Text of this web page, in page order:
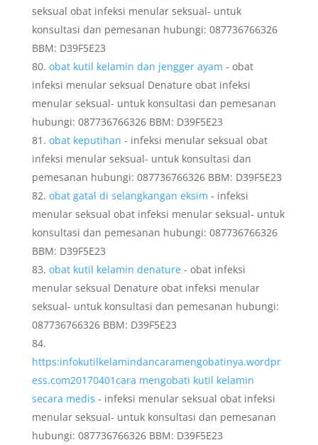
seksual obat infeksi menular seksual- untuk
konsultasi dan pemesanan hubungi: 087736766326
BBM: D39F5E23
obat kutil kelamin dan jengger ayam - obat
infeksi menular seksual Denature obat infeksi
menular seksual- untuk konsultasi dan pemesanan
hubungi: 087736766326 BBM: D39F5E23
obat keputihan - infeksi menular seksual obat
infeksi menular seksual- untuk konsultasi dan
pemesanan hubungi: 087736766326 BBM: D39F5E23
obat gatal di selangkangan eksim - infeksi
menular seksual obat infeksi menular seksual- untuk
konsultasi dan pemesanan hubungi: 087736766326
BBM: D39F5E23
obat kutil kelamin denature- obat infeksi
menular seksual Denature obat infeksi menular
seksual- untuk konsultasi dan pemesanan hubungi:
087736766326 BBM: D39F5E23
https:infokutilkelamindancaramengobatinya.wordpr
ess.com20170401cara mengobati kutil kelamin
secara medis - infeksi menular seksual obat infeksi
menular seksual- untuk konsultasi dan pemesanan
hubungi: 087736766326 BBM: D39F5E23